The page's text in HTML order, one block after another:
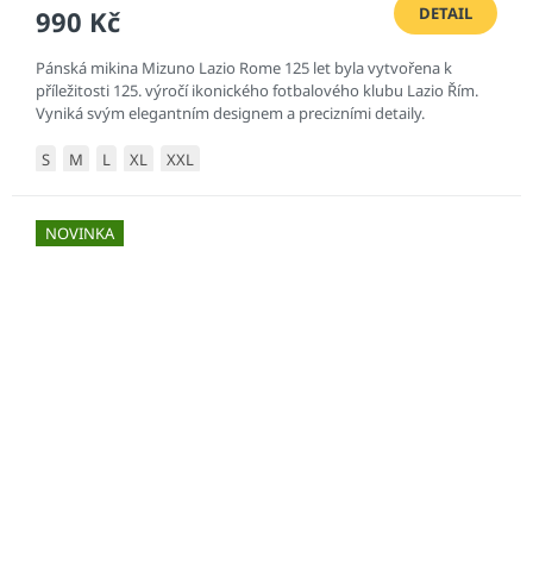
990 Kč DETAIL
Pánská mikina Mizuno Lazio Rome 125 let byla vytvořena k
příležitosti 125. výročí ikonického fotbalového klubu Lazio Řím.
Vyniká svým elegantním designem a precizními detaily.
S M L XL XXL
NOVINKA